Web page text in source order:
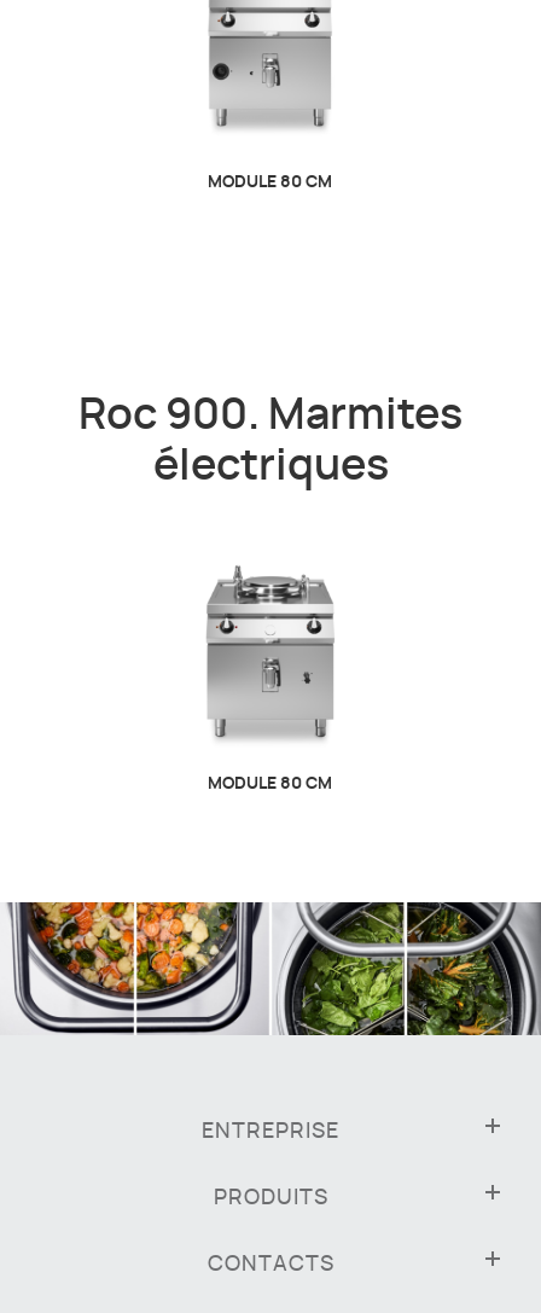
MODULE 80 CM
Roc 900. Marmites
électriques
MODULE 80 CM
ENTREPRISE
PRODUITS
CONTACTS